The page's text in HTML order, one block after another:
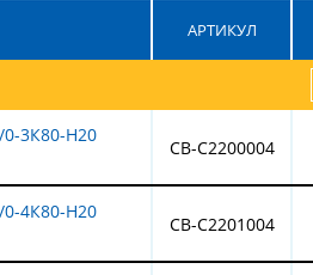
АРТИКУЛ
3К80-Н20
CB-C2200004
4К80-Н20
CB-C2201004